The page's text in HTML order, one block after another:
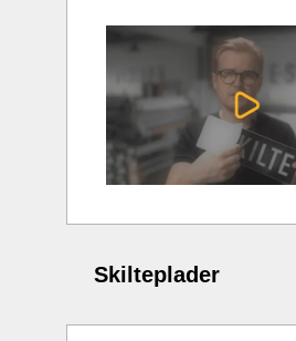
Skilteplader